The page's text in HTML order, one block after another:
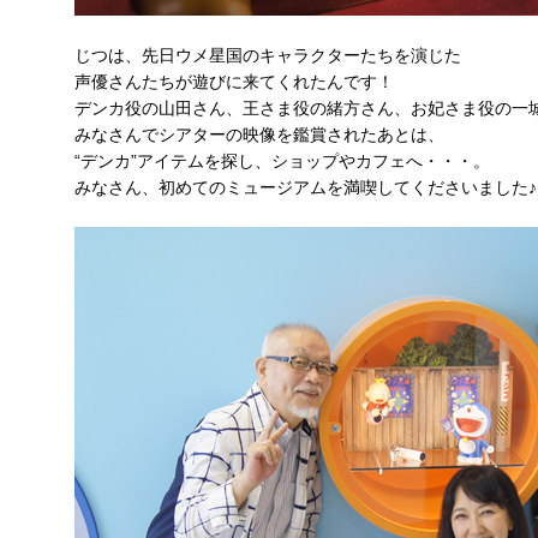
じつは、先日ウメ星国のキャラクターたちを演じた
声優さんたちが遊びに来てくれたんです！
デンカ役の山田さん、王さま役の緒方さん、お妃さま役の一
みなさんでシアターの映像を鑑賞されたあとは、
“デンカ”アイテムを探し、ショップやカフェへ・・・。
みなさん、初めてのミュージアムを満喫してくださいました♪